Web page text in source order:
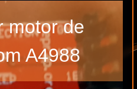
motor de
A4988